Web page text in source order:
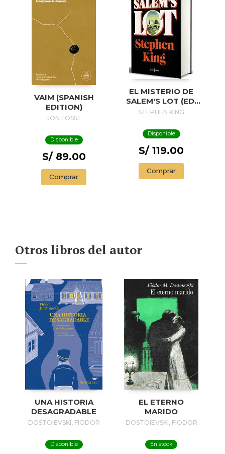
VAIM (SPANISH
EDITION)
JON FOSSE
Disponible
S/ 89.00
Comprar
EL MISTERIO DE
SALEM'S LOT (ED.
50 ANIVERSARIO) /
STEPHEN KING
Disponible
S/ 119.00
Comprar
Otros libros del autor
UNA HISTORIA
DESAGRADABLE
DOSTOIEVSKI, FIODOR
Disponible
EL ETERNO
MARIDO
DOSTOIEVSKI, FIODOR
En stock